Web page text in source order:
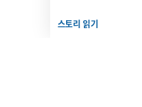
스토리 읽기